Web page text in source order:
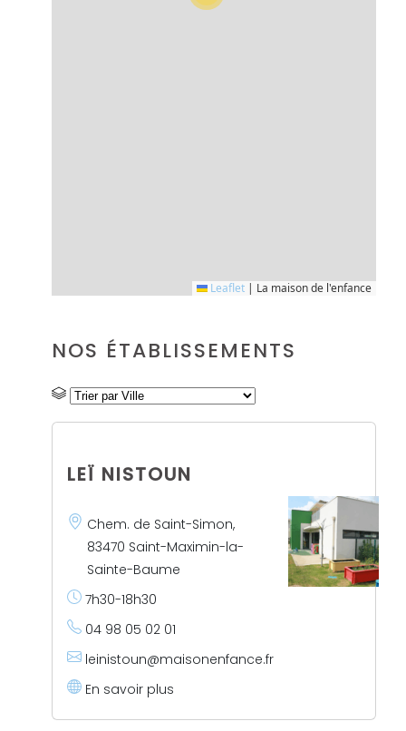
Leaflet | La maison de l'enfance
NOS ÉTABLISSEMENTS
LEÏ NISTOUN
Chem. de Saint-Simon,
83470 Saint-Maximin-la-
Sainte-Baume
7h30-18h30
04 98 05 02 01
leinistoun@maisonenfance.fr
En savoir plus